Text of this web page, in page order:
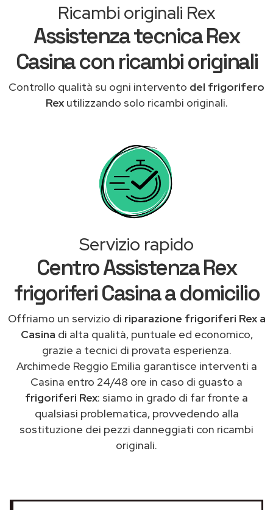
Ricambi originali Rex
Assistenza tecnica Rex
Casina con ricambi originali
Controllo qualità su ogni intervento del frigorifero
Rexutilizzando solo ricambi originali.
Servizio rapido
Centro Assistenza Rex
frigoriferi Casina a domicilio
Offriamo un servizio di riparazione frigoriferi Rex a
Casina di alta qualità, puntuale ed economico,
grazie a tecnici di provata esperienza.
Archimede Reggio Emilia garantisce interventi a
Casina entro 24/48 ore in caso di guasto a
frigoriferi Rex: siamo in grado di far fronte a
qualsiasi problematica, provvedendo alla
sostituzione dei pezzi danneggiati con ricambi
originali.